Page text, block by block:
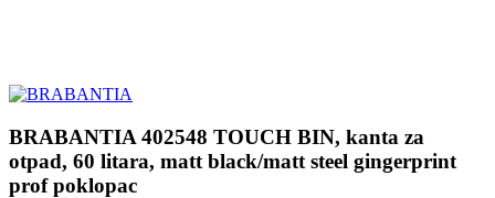
BRABANTIA 402548 TOUCH BIN, kanta za
otpad, 60 litara, matt black/matt steel gingerprint
prof poklopac